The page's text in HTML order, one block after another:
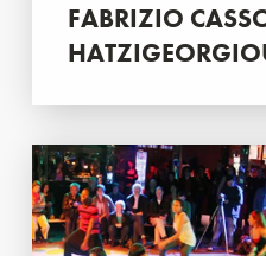
FABRIZIO